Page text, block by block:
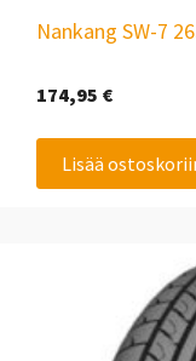
Nankang SW-7
174,95 €
Lisää